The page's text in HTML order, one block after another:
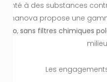
santé à des substances
propose une
bio,sans filtres chimiques
Les